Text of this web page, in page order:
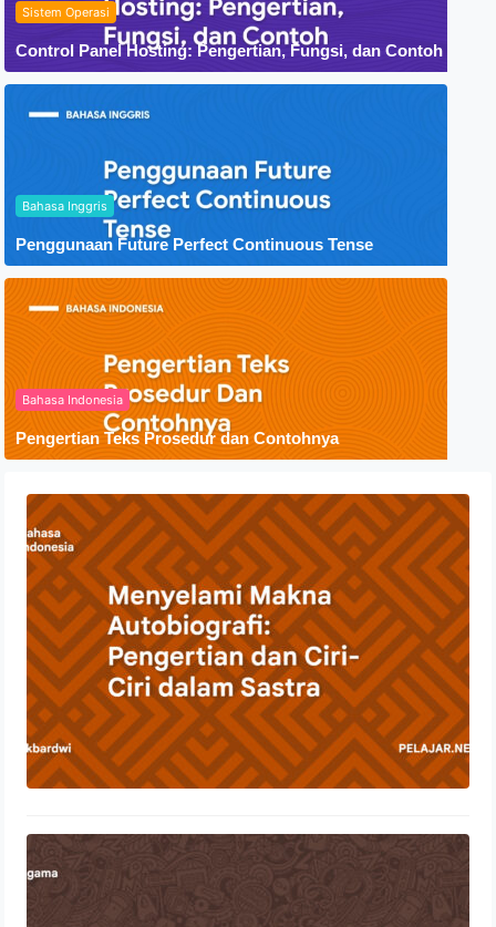
Sistem Operasi
Control Panel Hosting: Pengertian, Fungsi, dan Contoh
Bahasa Inggris
Penggunaan Future Perfect Continuous Tense
Bahasa Indonesia
Pengertian Teks Prosedur dan Contohnya
Menyelami Makna Autobiografi:
Pengertian dan Ciri-Ciri dalam Sastra
23 Oktober 2023
Penyebaran Agama Islam Di
Indonesia
22 Oktober 2023